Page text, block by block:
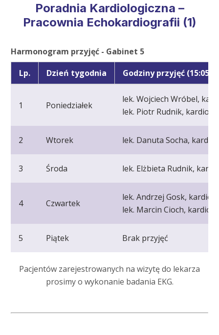
Poradnia Kardiologiczna –
Pracownia Echokardiografii (1)
Harmonogram przyjęć - Gabinet 5
Lp.
Dzień tygodnia Godziny przyjęć (15:05 -
1 Poniedziałek
lek. Wojciech Wróbel,
lek. Piotr Rudnik,
2 Wtorek lek. Danuta Socha,
3 Środa lek. Elżbieta Rudnik,
4 Czwartek
lek. Andrzej Gosk,
lek. Marcin Cioch,
5 Piątek Brak przyjęć
Pacjentów zarejestrowanych na wizytę do lekarza
prosimy o wykonanie badania EKG.